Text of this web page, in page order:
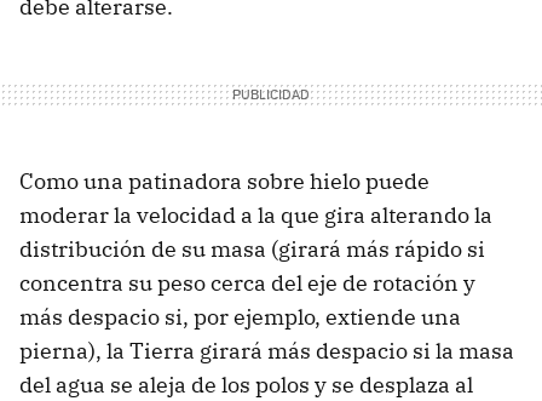
debe alterarse.
Como una patinadora sobre hielo puede
moderar la velocidad a la que gira alterando la
distribución de su masa (girará más rápido si
concentra su peso cerca del eje de rotación y
más despacio si, por ejemplo, extiende una
pierna), la Tierra girará más despacio si la masa
del agua se aleja de los polos y se desplaza al